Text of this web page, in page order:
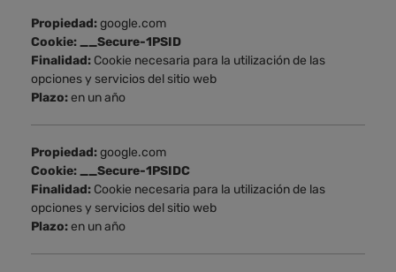
Propiedad:google.com
Cookie: __Secure-1PSID
Finalidad: Cookie necesaria para la utilización de las
opciones y servicios del sitio web
Plazo:en un año
Propiedad:google.com
Cookie: __Secure-1PSIDC
Finalidad: Cookie necesaria para la utilización de las
opciones y servicios del sitio web
Plazo:en un año